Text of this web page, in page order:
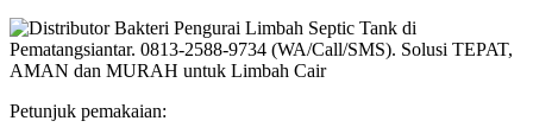
Petunjuk pemakaian: